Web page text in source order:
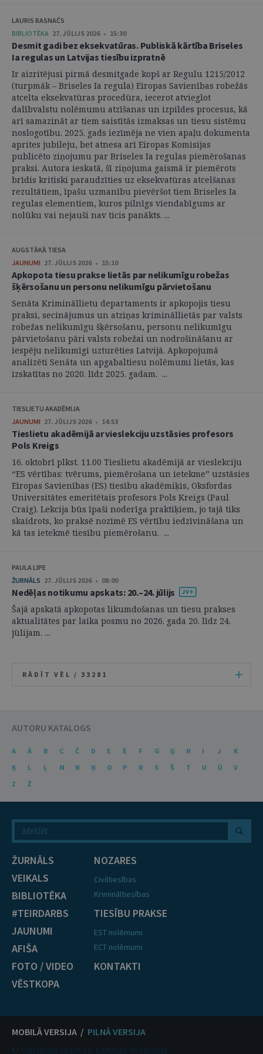
LAURIS RASNAČS
BIBLIOTĒKA 27. JŪLIJS 2026 • 15:30
Desmit gadi bez eksekvatūras. Publiskā kārtība Briseles
Ia regulas un Latvijas tiesību izpratnē
Ir aizritējusi pirmā desmitgade kopš ar Regulu 1215/2012
(turpmāk – Briseles Ia regula) Eiropas Savienības robežās
atcelta eksekvatūras procedūra, iecerot atvieglot
dalībvalstu nolēmumu atzīšanas un izpildes procesus, kā
arī samazināt ar tiem saistītās izmaksas un tiesu sistēmu
noslogotību. 2025. gads iezīmēja ne vien apaļu dokumenta
aprites jubileju, bet atnesa arī Eiropas Komisijas
publicēto ziņojumu par Briseles Ia regulas piemērošanas
praksi. Autora ieskatā, šī ziņojuma gaismā ir piemērots
brīdis kritiski paraudzīties uz eksekvatūras atcelšanas
rezultātiem, īpašu uzmanību pievēršot tiem Briseles Ia
regulas elementiem, kuros pilnīgs viendabīgums ar
nolūku vai nejauši nav ticis panākts. ...
AUGSTĀKĀ TIESA
JAUNUMI 27. JŪLIJS 2026 • 15:10
Apkopota tiesu prakse lietās par nelikumīgu robežas
šķērsošanu un personu nelikumīgu pārvietošanu
Senāta Krimināllietu departaments ir apkopojis tiesu
praksi, secinājumus un atziņas krimināllietās par valsts
robežas nelikumīgu šķērsošanu, personu nelikumīgu
pārvietošanu pāri valsts robežai un nodrošināšanu ar
iespēju nelikumīgi uzturēties Latvijā. Apkopojumā
analizēti Senāta un apgabaltiesu nolēmumi lietās, kas
izskatītas no 2020. līdz 2025. gadam. ...
TIESLIETU AKADĒMIJA
JAUNUMI 27. JŪLIJS 2026 • 14:53
Tieslietu akadēmijā ar vieslekciju uzstāsies profesors
Pols Kreigs
16. oktobrī plkst. 11.00 Tieslietu akadēmijā ar vieslekciju
“ES vērtības: tvērums, piemērošana un ietekme” uzstāsies
Eiropas Savienības (ES) tiesību akadēmiķis, Oksfordas
Universitātes emeritētais profesors Pols Kreigs (Paul
Craig). Lekcija būs īpaši noderīga praktiķiem, jo tajā tiks
skaidrots, ko praksē nozīmē ES vērtību iedzīvināšana un
kā tas ietekmē tiesību piemērošanu. ...
PAULA LIPE
ŽURNĀLS 27. JŪLIJS 2026 • 08:00
Nedēļas notikumu apskats: 20.–24. jūlijs
Šajā apskatā apkopotas likumdošanas un tiesu prakses
aktualitātes par laika posmu no 2026. gada 20. līdz 24.
jūlijam. ...
RĀDĪT VĒL / 33281
AUTORU KATALOGS
A Ā B C Č D E Ē F G Ģ H I J
K
Ķ
L Ļ M N Ņ O P R S Š T U Ū
V
Z
Ž
ŽURNĀLS
VEIKALS
BIBLIOTĒKA
#TEIRDARBS
JAUNUMI
AFIŠA
FOTO / VIDEO
VĒSTKOPA
NOZARES
Civiltiesības
Krimināltiesības
TIESĪBU PRAKSE
EST nolēmumi
ECT nolēmumi
KONTAKTI
MOBILĀ VERSIJA / PILNĀ VERSIJA
© Oficiālais izdevējs Latvijas Vēstnesis